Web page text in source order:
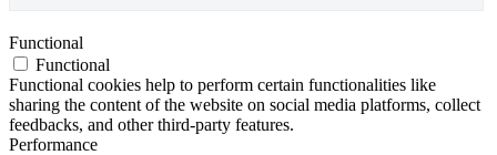
Functional
Functional
Functional cookies help to perform certain functionalities like
sharing the content of the website on social media platforms, collect
feedbacks, and other third-party features.
Performance